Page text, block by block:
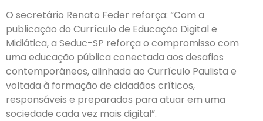
O secretário Renato Feder reforça: “Com a
publicação do Currículo de Educação Digital e
Midiática, a Seduc-SP reforça o compromisso com
uma educação pública conectada aos desafios
contemporâneos, alinhada ao Currículo Paulista e
voltada à formação de cidadãos críticos,
responsáveis e preparados para atuar em uma
sociedade cada vez mais digital”.